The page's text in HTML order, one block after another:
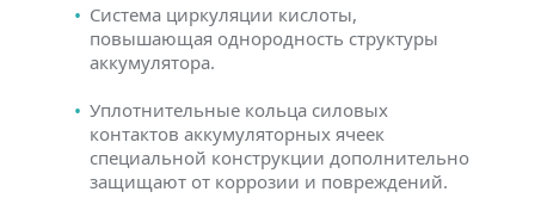
Система циркуляции кислоты,
повышающая однородность структуры
аккумулятора.
Уплотнительные кольца силовых
контактов аккумуляторных ячеек
специальной конструкции дополнительно
защищают от коррозии и повреждений.